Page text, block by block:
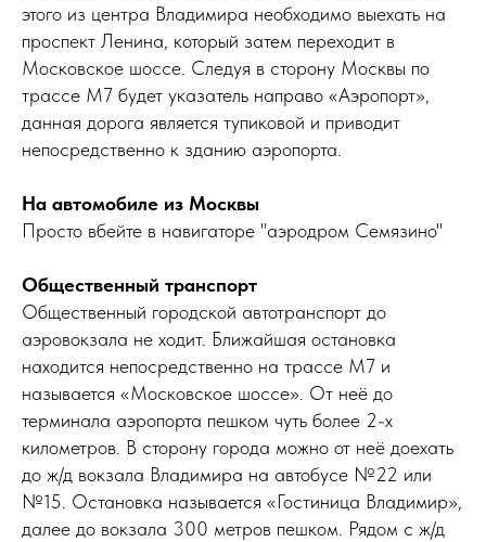
этого из центра Владимира необходимо выехать на
проспект Ленина, который затем переходит в
Московское шоссе. Следуя в сторону Москвы по
трассе М7 будет указатель направо «Аэропорт»,
данная дорога является тупиковой и приводит
непосредственно к зданию аэропорта.
На автомобиле из Москвы
Просто вбейте в навигаторе "аэродром Семязино"
Общественный транспорт
Общественный городской автотранспорт до
аэровокзала не ходит. Ближайшая остановка
находится непосредственно на трассе М7 и
называется «Московское шоссе». От неё до
терминала аэропорта пешком чуть более 2-х
километров. В сторону города можно от неё доехать
до ж/д вокзала Владимира на автобусе №22 или
№15. Остановка называется «Гостиница Владимир»,
далее до вокзала 300 метров пешком. Рядом с ж/д
НАПИШИТЕ НАМ ВКОНТАКТЕ
НАПИШИТЕ НАМ В TELEGRAM
НАПИШИТЕ НАМ В MAX